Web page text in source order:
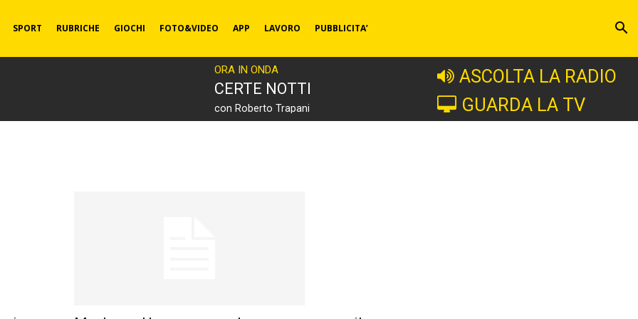
SPORT RUBRICHE GIOCHI FOTO&VIDEO APP LAVORO PUBBLICITA’
ORA IN ONDA
CERTE NOTTI
con Roberto Trapani
ASCOLTA LA RADIO
GUARDA LA TV